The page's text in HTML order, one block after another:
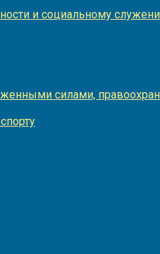
и социальному
силами,